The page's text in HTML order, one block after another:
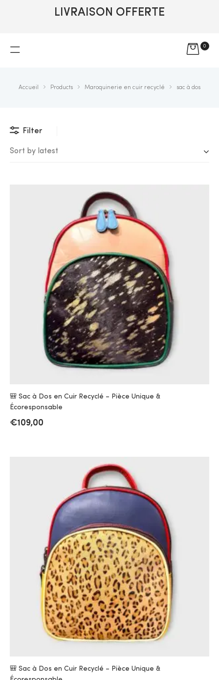
LIVRAISON OFFERTE
0
Accueil Products Maroquinerie en cuir recyclé sac à dos
Filter
Sort by latest
🎒 Sac à Dos en Cuir Recyclé – Pièce Unique &
Écoresponsable
€109,00
🎒 Sac à Dos en Cuir Recyclé – Pièce Unique &